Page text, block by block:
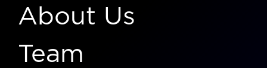
About Us
Team